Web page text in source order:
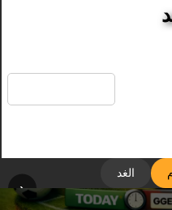
الغد
‹